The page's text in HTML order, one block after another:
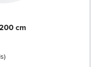
cm